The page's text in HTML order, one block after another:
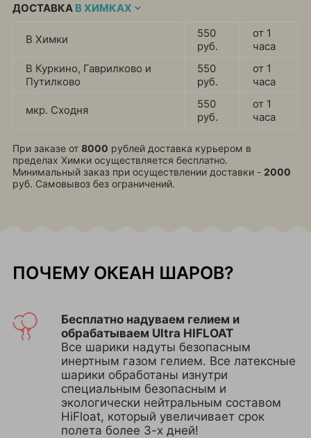
ДОСТАВКА В ХИМКАХ
В Химки
550
руб.
от 1
часа
В Куркино, Гаврилково и
Путилково
550
руб.
от 1
часа
мкр. Сходня
550
руб.
от 1
часа
При заказе от 8000 рублей доставка курьером в
пределах Химки осуществляется бесплатно.
Минимальный заказ при осуществлении доставки - 2000
руб. Самовывоз без ограничений.
ПОЧЕМУ ОКЕАН ШАРОВ?
Бесплатно надуваем гелием и
обрабатываем Ultra HIFLOAT
Все шарики надуты безопасным
инертным газом гелием. Все латексные
шарики обработаны изнутри
специальным безопасным и
экологически нейтральным составом
HiFloat, который увеличивает срок
полета более 3-х дней!